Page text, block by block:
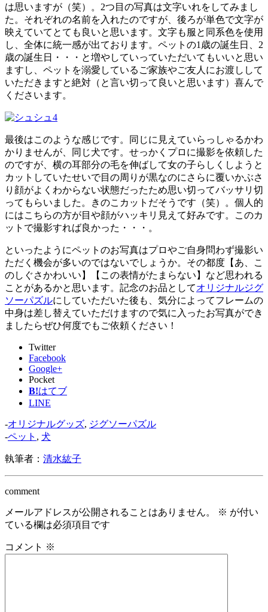
は思いますが（笑）。2つ目の写真は文字いれをしてみまし
た。それぞれの名前を入れたのですが、後ろが単色で文字が
映えていてとても良いと思います。文字も服と同系色を使用
し、全体に統一感が出ております。ペットの1歳の誕生日、2
歳の誕生日・・・と増やしていっていただいてもいいと思い
ますし、ペットを溺愛しているご家族やご友人にお渡しして
いただきますと絶対（と言い切って良いと思います）喜んで
くださいます。
最後はこのような感じです。同じに見えていらっしゃるかわ
かりませんが、同じ犬です。せっかくプロに撮影を依頼した
のですが、横の耳部分の毛を伸ばして女の子らしくしようと
カットしていたせいで目の周りが黒なのにさらに覆いかぶさ
り顔がよくわからない状態だったため思い切ってバッサリ切
ってもらいました。きのこカットだそうです（笑）。個人的
にはこちらの方が目や顔がハッキリ見えて好みです。このカ
ットで撮影すれば良かった・・・。
といったようにペットのお写真はプロやご自身問わず撮影い
ただく機会が多いのではないでしょうか。その都度【あ、こ
のしぐさかわいい】【この表情がたまらない】など思われる
ことがあるかと思います。記念のお品としてオリジナルジグ
ソーパズルにしていただいた後も、気分によってフレームの
中身は差し替えていただけますので気に入ったお写真ができ
ましたらぜひ何度でもご依頼ください！
Twitter
Facebook
Google+
Pocket
B!はてブ
LINE
-オリジナルグッズ, ジグソーパズル
-ペット , 犬
執筆者： 清水紘子
comment
メールアドレスが公開されることはありません。 ※ が付い
ている欄は必須項目です
コメント ※